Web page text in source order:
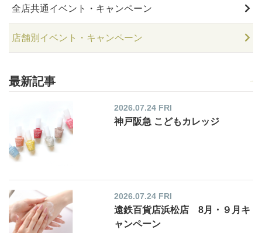
全店共通イベント・キャンペーン
店舗別イベント・キャンペーン
最新記事
2026.07.24 FRI
神戸阪急 こどもカレッジ
2026.07.24 FRI
遠鉄百貨店浜松店 8月・９月キ
ャンペーン